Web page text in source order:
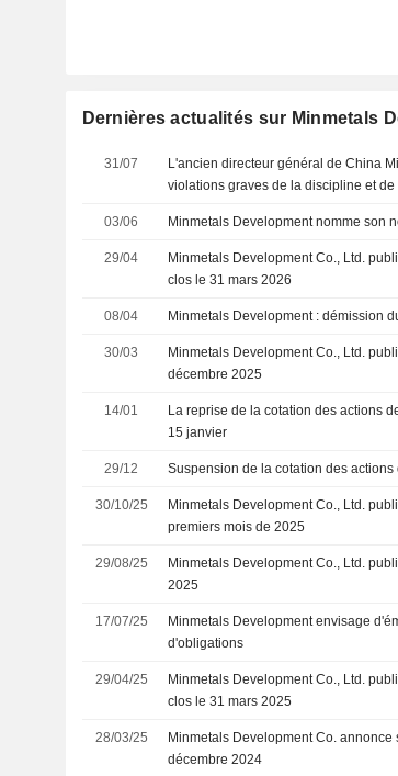
Dernières actualités sur Minmetals
31/07
L'ancien directeur général de China
violations graves de la discipline et de
03/06 Minmetals Development nomme son
29/04
Minmetals Development Co., Ltd.
clos le 31 mars 2026
08/04 Minmetals Development : démission
30/03
Minmetals Development Co., Ltd.
décembre 2025
14/01
La reprise de la cotation des actions
15 janvier
29/12 Suspension de la cotation des
30/10/25
Minmetals Development Co., Ltd.
premiers mois de 2025
29/08/25
Minmetals Development Co., Ltd.
2025
17/07/25
Minmetals Development envisage
d'obligations
29/04/25
Minmetals Development Co., Ltd.
clos le 31 mars 2025
28/03/25
Minmetals Development Co.
décembre 2024